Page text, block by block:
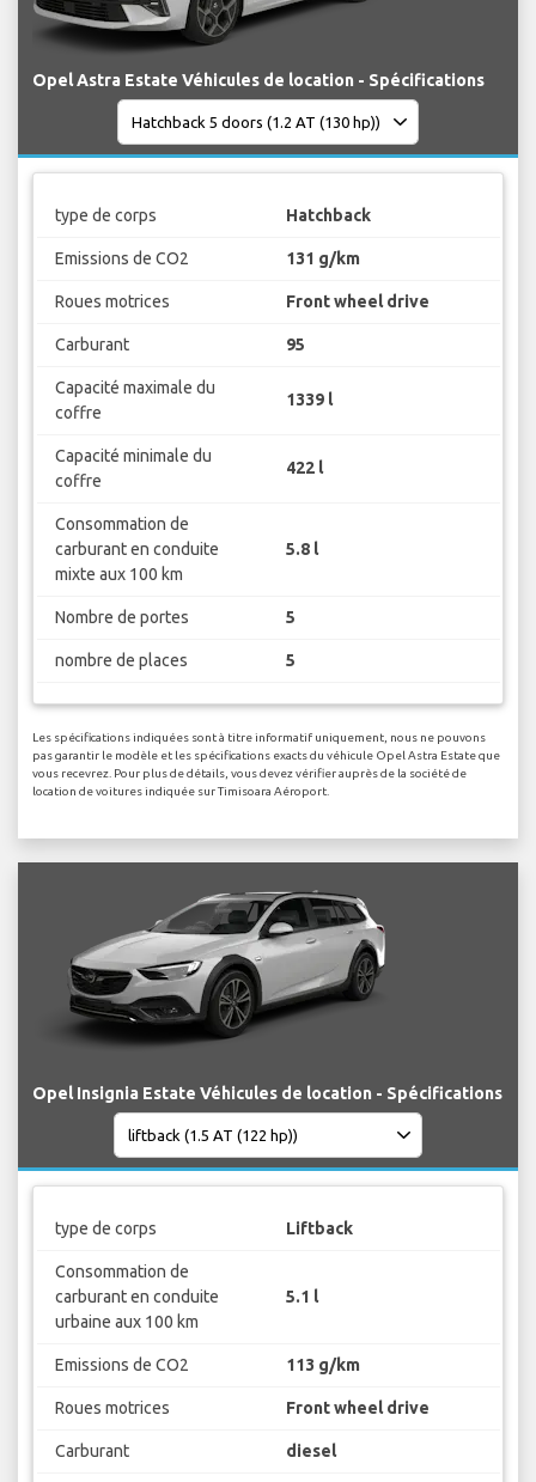
Opel Astra Estate Véhicules de location - Spécifications
type de corps Hatchback
Emissions de CO2 131 g/km
Roues motrices Front wheel drive
Carburant 95
Capacité maximale du
coffre
1339 l
Capacité minimale du
coffre
422 l
Consommation de
carburant en conduite
mixte aux 100 km
5.8 l
Nombre de portes 5
nombre de places 5
Les spécifications indiquées sont à titre informatif uniquement, nous ne pouvons
pas garantir le modèle et les spécifications exacts du véhicule Opel Astra Estate que
vous recevrez. Pour plus de détails, vous devez vérifier auprès de la société de
location de voitures indiquée sur Timisoara Aéroport.
Opel Insignia Estate Véhicules de location - Spécifications
type de corps Liftback
Consommation de
carburant en conduite
urbaine aux 100 km
5.1 l
Emissions de CO2 113 g/km
Roues motrices Front wheel drive
Carburant diesel